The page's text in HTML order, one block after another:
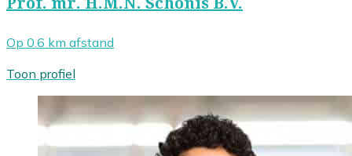
Op 0.6 km afstand
Toon profiel